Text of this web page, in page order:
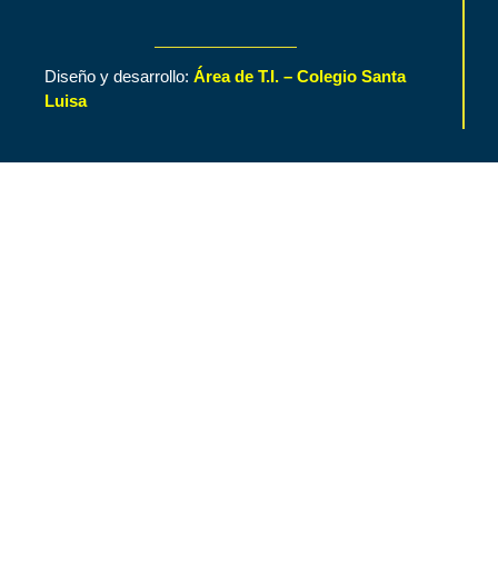
Diseño y desarrollo: Área de T.I. – Colegio Santa
Luisa